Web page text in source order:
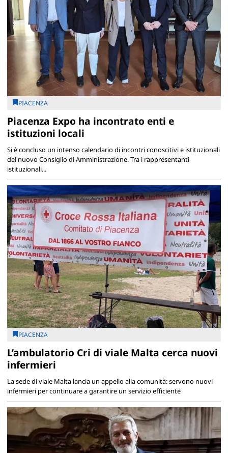
PIACENZA
Piacenza Expo ha incontrato enti e
istituzioni locali
Si è concluso un intenso calendario di incontri conoscitivi e istituzionali
del nuovo Consiglio di Amministrazione. Tra i rappresentanti
istituzionali...
PIACENZA
L’ambulatorio Cri di viale Malta cerca nuovi
infermieri
La sede di viale Malta lancia un appello alla comunità: servono nuovi
infermieri per continuare a garantire un servizio efficiente